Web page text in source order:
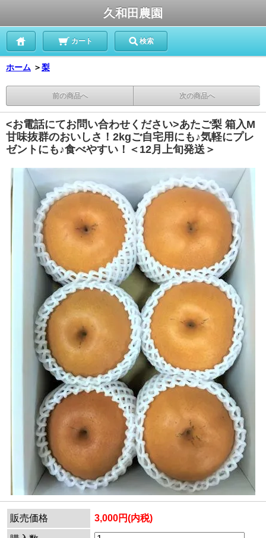
久和田農園
カート 検索
ホーム ＞梨
前の商品へ 次の商品へ
<お電話にてお問い合わせください>あたご梨 箱入M
甘味抜群のおいしさ！2kgご自宅用にも♪気軽にプレ
ゼントにも♪食べやすい！＜12月上旬発送＞
販売価格 3,000円(内税)